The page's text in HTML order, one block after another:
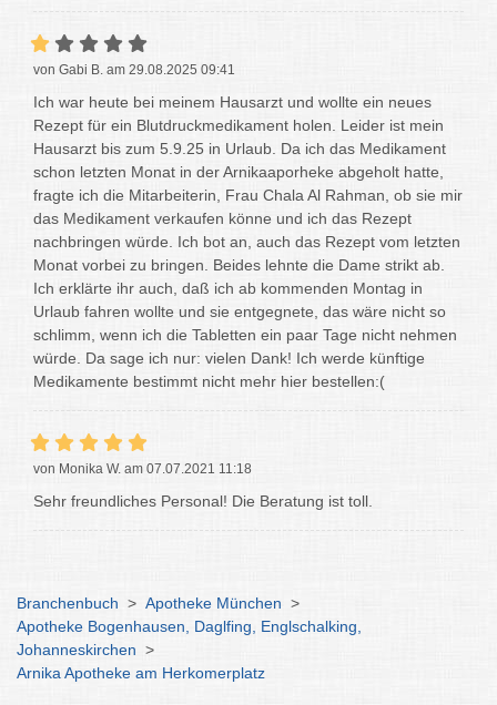
von Gabi B. am 29.08.2025 09:41
Ich war heute bei meinem Hausarzt und wollte ein neues
Rezept für ein Blutdruckmedikament holen. Leider ist mein
Hausarzt bis zum 5.9.25 in Urlaub. Da ich das Medikament
schon letzten Monat in der Arnikaaporheke abgeholt hatte,
fragte ich die Mitarbeiterin, Frau Chala Al Rahman, ob sie mir
das Medikament verkaufen könne und ich das Rezept
nachbringen würde. Ich bot an, auch das Rezept vom letzten
Monat vorbei zu bringen. Beides lehnte die Dame strikt ab.
Ich erklärte ihr auch, daß ich ab kommenden Montag in
Urlaub fahren wollte und sie entgegnete, das wäre nicht so
schlimm, wenn ich die Tabletten ein paar Tage nicht nehmen
würde. Da sage ich nur: vielen Dank! Ich werde künftige
Medikamente bestimmt nicht mehr hier bestellen:(
von Monika W. am 07.07.2021 11:18
Sehr freundliches Personal! Die Beratung ist toll.
Branchenbuch > Apotheke München >
Apotheke Bogenhausen, Daglfing, Englschalking,
Johanneskirchen >
Arnika Apotheke am Herkomerplatz